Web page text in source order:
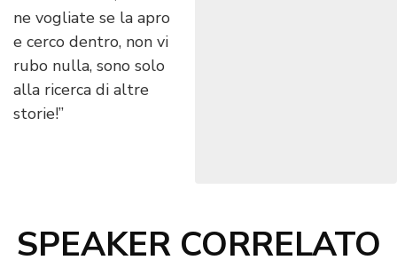
ne vogliate se la apro
e cerco dentro, non vi
rubo nulla, sono solo
alla ricerca di altre
storie!”
SPEAKER CORRELATO